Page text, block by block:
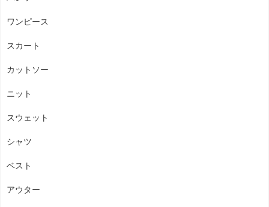
ワンピース
スカート
カットソー
ニット
スウェット
シャツ
ベスト
アウター